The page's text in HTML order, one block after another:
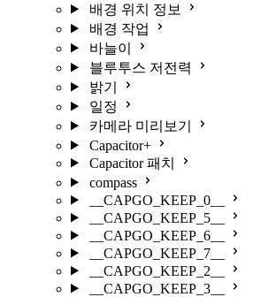
배경 위치 정보
배경 작업
바늘이
블루투스 저전력
밝기
일정
카메라 미리보기
Capacitor+
Capacitor 패치
compass
__CAPGO_KEEP_0__
__CAPGO_KEEP_5__
__CAPGO_KEEP_6__
__CAPGO_KEEP_7__
__CAPGO_KEEP_2__
__CAPGO_KEEP_3__